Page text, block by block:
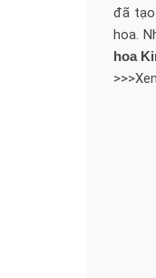
đã tạo
hoa.
hoa